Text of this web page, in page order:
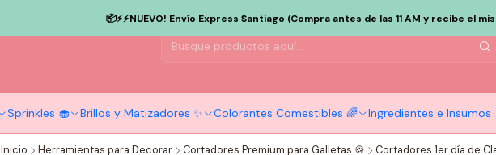
Sprinkles 🧁 Brillos y Matizadores ✨ Colorantes Comestibles 🌈 Ingredientes e Insumos
📦⚡️⚡️NUEVO! Envío Express Santiago (Compra antes de las 11 AM y recibe el
Inicio Herramientas para Decorar Cortadores Premium para Galletas 🍪 Cortadores 1er día de